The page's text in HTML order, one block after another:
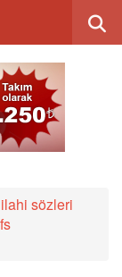
sözleri